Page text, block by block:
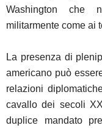
Washington che
militarmente come ai
La presenza di
americano può
relazioni
cavallo dei secoli
duplice mandato